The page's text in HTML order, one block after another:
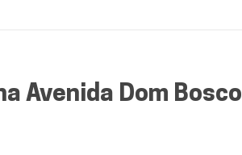
Avenida Dom Bosco